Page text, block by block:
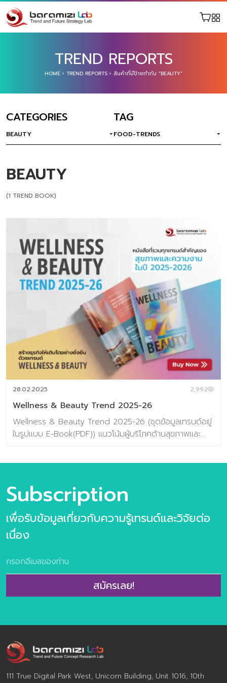
TREND REPORTS
HOME › TREND REPORTS › สินค้าที่มีป้ายกำกับ “BEAUTY”
CATEGORIES
BEAUTY
TAG
FOOD-TRENDS
BEAUTY
(1 TREND BOOK)
28.02.2025 2,992
Wellness & Beauty Trend 2025-26
Wellness & Beauty Trend 2025-26 (ชุดข้อมูลเทรนด์อยู่
ในรูปแบบ E-Book(PDF)) แนวโน้มผู้บริโภคด้านสุขภาพและ
องค์กร ถ้าคุณพร้อมที่จะก้าวไปพร้อมกับเทรนดนี้ ประตูสู่
โอกาสได้เปิดรอนักพัฒนาธุรกิจทุกท่าน Content ภาพรวม
ของสุขภาพและความงามในปี 2025-26 Mega Trends เมกะ
เทรนด์ที่กำหนดทิศทางของวงการสุขภาพและความงาม
Wellness & Beauty Trend พฤติกรรมผู้บริโภคที่ธุรกิจต้อง
เนื้อหาภายในเล่ม แนวคิด “Proudly and Live Long” – ที่
ไม่ใช่การมองเพี ยงแค่คุณค่าเชิงประโยชน์ (Functional
Value) ของการดูแลตนเอง เเต่มองลึกถึงคุณเชิงจิต
วิญญาณ (Spiritual Value) ของความภาคภูมิในตนเองและ
Study กรณีศึกษาที่น่าสนใจ
Wellness_Beauty_Trend_2025-2026 หากท่านมีข้อสงสัย
เกี่ยวกับเล่มวิจัย สามารถสอบถา […]
Subscription
เพื่อรับข้อมูลเกี่ยวกับความรู้เทรนด์และวิจัยต่อ
เนื่อง
สมัครเลย!
111 True Digital Park West, Unicorn Building, Unit 1016, 10th